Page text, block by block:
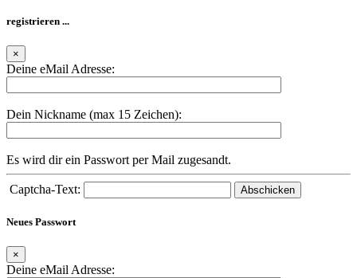
registrieren ...
×
Deine eMail Adresse:
Dein Nickname (max 15 Zeichen):
Es wird dir ein Passwort per Mail zugesandt.
Captcha-Text:
Neues Passwort
×
Deine eMail Adresse: